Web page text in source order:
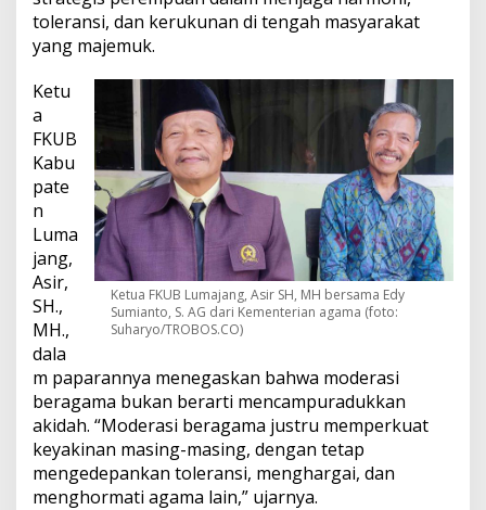
e
m
a
toleransi, dan kerukunan di tengah masyarakat
yang majemuk.
Ketua FKUB Lumajang, Asir SH, MH bersama Edy
Sumianto, S. AG dari Kementerian agama (foto:
Suharyo/TROBOS.CO)
Ketu
a
FKUB
Kabu
pate
n
Luma
jang,
Asir,
SH.,
MH.,
dala
m paparannya menegaskan bahwa moderasi
beragama bukan berarti mencampuradukkan
akidah. “Moderasi beragama justru memperkuat
keyakinan masing-masing, dengan tetap
mengedepankan toleransi, menghargai, dan
menghormati agama lain,” ujarnya.